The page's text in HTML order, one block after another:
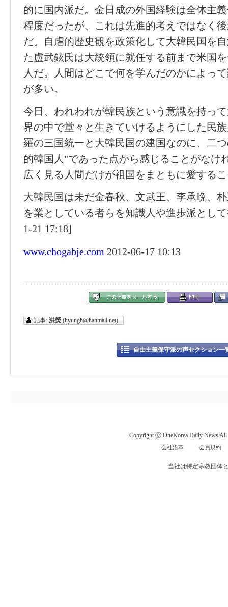
的に国内派だ。金日成の外国経験は全体主
程度だったが、これは先進的考えではなく
だ。自虐的歴史観を政策化して大韓民国を
た盧武鉉氏は大統領に就任する前まで米国
人だ。人間はどこで何を学んだのかによっ
が多い。
今日、われわれが韓民族という意識を持っ
界の中で堂々と生きていけるようにした民
羅の三国統一と大韓民国の建国なのに、二
的韓国人"であった点から感じることがなけ
広く見る人間だけが祖国をまともに愛する
大韓民国は未だ金春秋、文武王、李承晩、
を業としている者らを知識人や進歩派とし
1-21 17:18]
www.chogabje.com 2012-06-17 10:13
記事: 洪熒 (hyungh@hanmail.net)
自由主義保守派の声セクション一
Copyright ⓒ OneKorea Daily News All
会社沿革 会員規約
当社は特定宗教団体